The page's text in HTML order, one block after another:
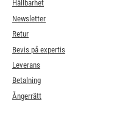
Hållbarhet
Newsletter
Retur
Bevis på expertis
Leverans
Betalning
Ångerrätt